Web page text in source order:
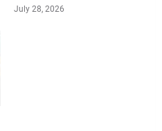
July 28, 2026